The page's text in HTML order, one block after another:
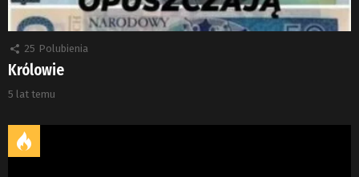
25 Polubienia
Królowie
5 lat temu